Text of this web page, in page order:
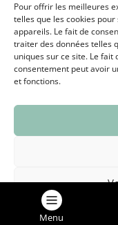
Pour offrir les meilleures
telles que les cookies
appareils. Le fait de
traiter des données telles
uniques sur ce site. Le
consentement peut avoir
et fonctions.
Menu
En semaine paire : du
En semaine paire : du
Accueil sans